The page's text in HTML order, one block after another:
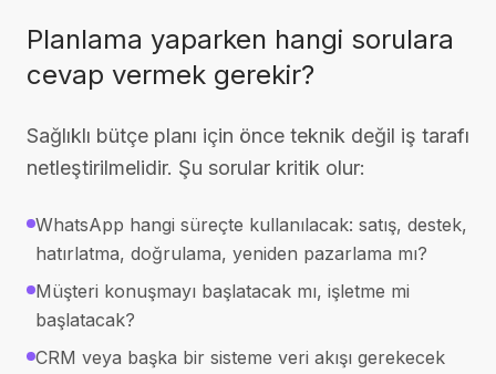
Planlama yaparken hangi sorulara
cevap vermek gerekir?
Sağlıklı bütçe planı için önce teknik değil iş tarafı
netleştirilmelidir. Şu sorular kritik olur:
WhatsApp hangi süreçte kullanılacak: satış, destek,
hatırlatma, doğrulama, yeniden pazarlama mı?
Müşteri konuşmayı başlatacak mı, işletme mi
başlatacak?
CRM veya başka bir sisteme veri akışı gerekecek